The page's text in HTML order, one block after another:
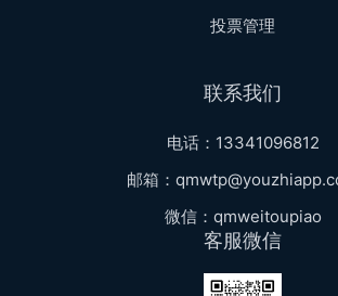
投票管理
联系我们
电话：13341096812
邮箱：
微信：qmweitoupiao
客服微信